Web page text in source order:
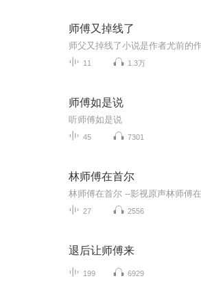
师傅又掉线了
11 1.3万
师傅如是说
听师傅如是说
45 7301
林师傅在首尔
27 2556
退后让师傅来
199 6929